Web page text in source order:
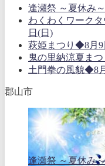
逢瀬祭 ～夏休み
わくわくワーク
日(日)
萩姫まつり◆8月9
鬼の里納涼夏ま
土門拳の風貌◆8
郡山市
逢瀬祭 ～夏休み